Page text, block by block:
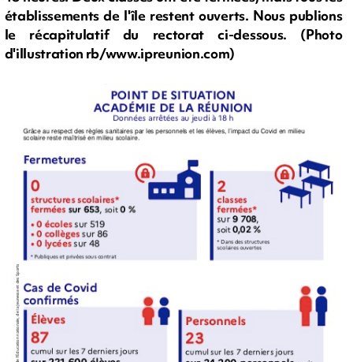
établissements de l'île restent ouverts. Nous publions
le récapitulatif du rectorat ci-dessous. (Photo
d'illustration rb/www.ipreunion.com)